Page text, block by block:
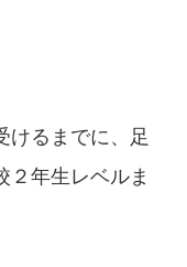
けるまでに、足
２年生レベルま